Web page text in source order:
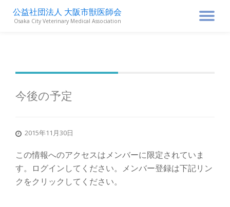
ナ
ン
公益社団法人 大阪市獣医師会
Osaka City Veterinary Medical Association
今後の予定
2015年11月30日
この情報へのアクセスはメンバーに限定されていま
す。ログインしてください。メンバー登録は下記リン
クをクリックしてください。